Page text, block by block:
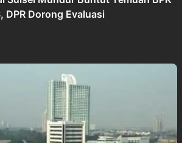
DPR Dorong Evaluasi